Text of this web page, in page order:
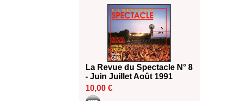
La Revue du Spectacle N° 8
- Juin Juillet Août 1991
10,00 €